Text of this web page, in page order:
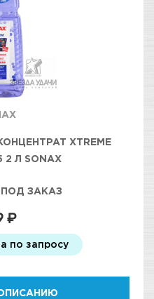
XTREME
2 Л SONAX
ЗАКАЗ
₽
по запросу